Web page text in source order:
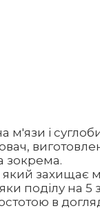
м'язи і
зокрема.
який захищає
поділу на 5
в